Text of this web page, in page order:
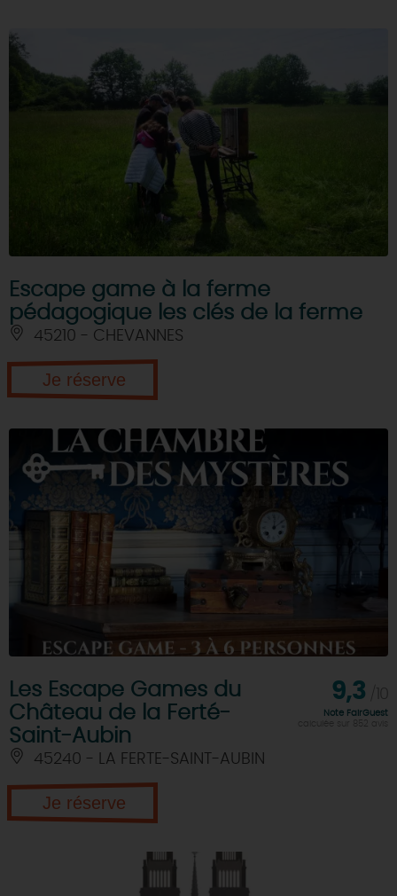
Escape game à la ferme
pédagogique les clés de la ferme
45210 - CHEVANNES
Je réserve
Les Escape Games du
Château de la Ferté-
Saint-Aubin
45240 - LA FERTE-SAINT-AUBIN
9,3
Note FairGuest
Je réserve